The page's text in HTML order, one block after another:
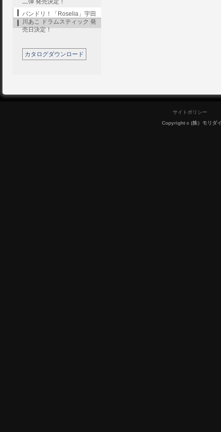
二弾 発売決定！
バンドリ！「Roselia」宇田
川あこ ドラムスティック 発
売日決定！
カタログダウンロード
サイトポリシー
Copyright c (株）モリダ